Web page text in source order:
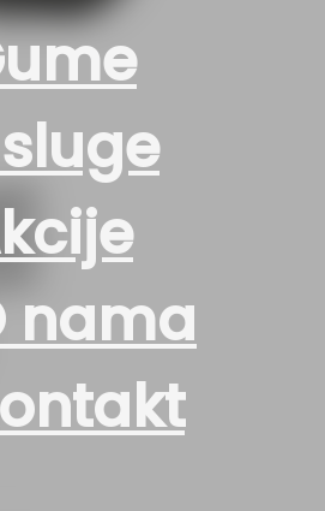
nama
G